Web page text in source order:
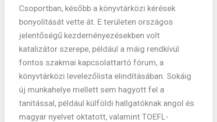
Csoportban, később a könyvtárközi kérések
bonyolítását vette át. E területen országos
jelentőségű kezdeményezésekben volt
katalizátor szerepe, például a máig rendkívül
fontos szakmai kapcsolattartó fórum, a
könyvtárközi levelezőlista elindításában. Sokáig
új munkahelye mellett sem hagyott fel a
tanítással, például külföldi hallgatóknak angol és
magyar nyelvet oktatott, valamint TOEFL-